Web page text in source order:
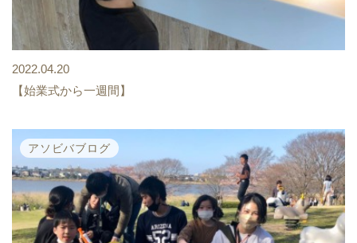
2022.04.20
【始業式から一週間】
アソビバブログ